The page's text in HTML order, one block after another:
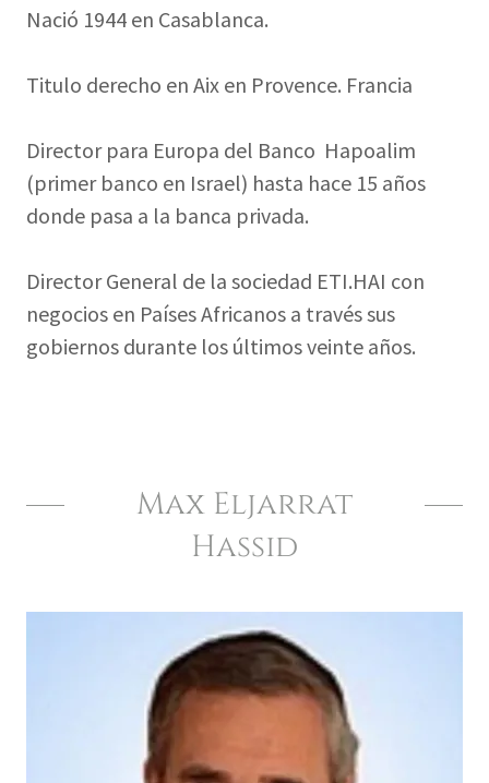
Nació 1944 en Casablanca.
Titulo derecho en Aix en Provence. Francia
Director para Europa del Banco Hapoalim
(primer banco en Israel) hasta hace 15 años
donde pasa a la banca privada.
Director General de la sociedad ETI.HAI con
negocios en Países Africanos a través sus
gobiernos durante los últimos veinte años.
Max Eljarrat
Hassid